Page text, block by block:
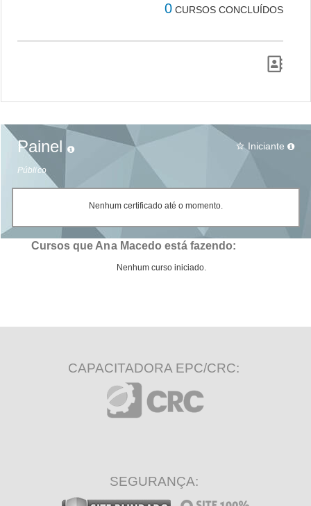
0 CURSOS CONCLUÍDOS
Painel
Público
star_border Iniciante
Nenhum certificado até o momento.
Cursos que Ana Macedo está fazendo:
Nenhum curso iniciado.
CAPACITADORA EPC/CRC:
SEGURANÇA: